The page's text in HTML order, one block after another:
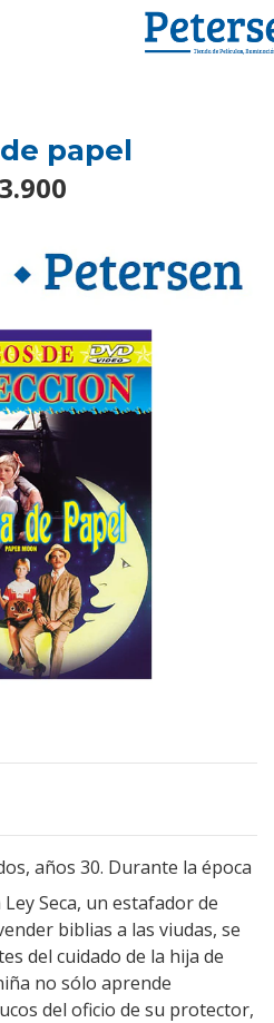
papel
años 30. Durante la época
Seca, un estafador de
biblias a las viudas, se
del cuidado de la hija de
no sólo aprende
del oficio de su protector,